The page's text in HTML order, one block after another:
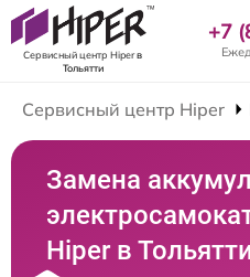
Сервисный центр Hiperв
Тольятти
+7
Сервисный центр Hiper
Замена
Hiper в